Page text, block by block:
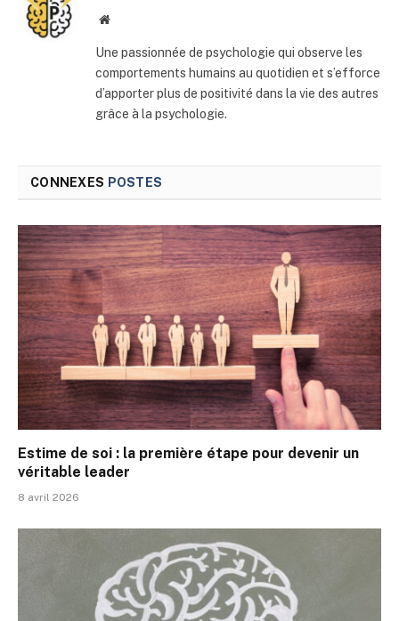
Site
Une passionnée de psychologie qui observe les
comportements humains au quotidien et s’efforce
d’apporter plus de positivité dans la vie des autres
grâce à la psychologie.
CONNEXES POSTES
Estime de soi : la première étape pour devenir un
véritable leader
8 avril 2026